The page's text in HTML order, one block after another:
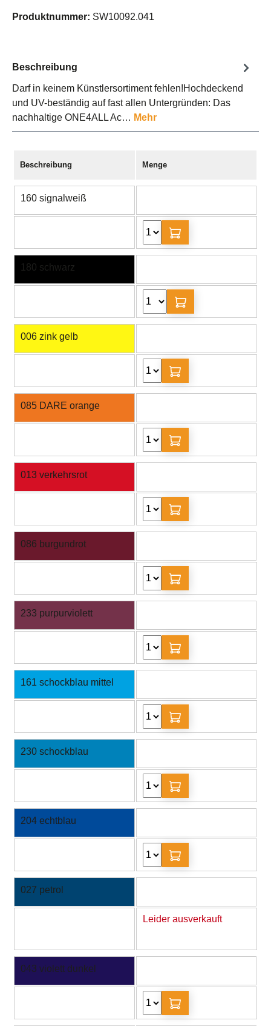
Produktnummer: SW10092.041
Beschreibung
Darf in keinem Künstlersortiment fehlen!Hochdeckend
und UV-beständig auf fast allen Untergründen: Das
nachhaltige ONE4ALL Ac… Mehr
Beschreibung Menge
160 signalweiß
180 schwarz
006 zink gelb
085 DARE orange
013 verkehrsrot
086 burgundrot
233 purpurviolett
161 schockblau mittel
230 schockblau
204 echtblau
027 petrol
Leider ausverkauft
043 violett dunkel